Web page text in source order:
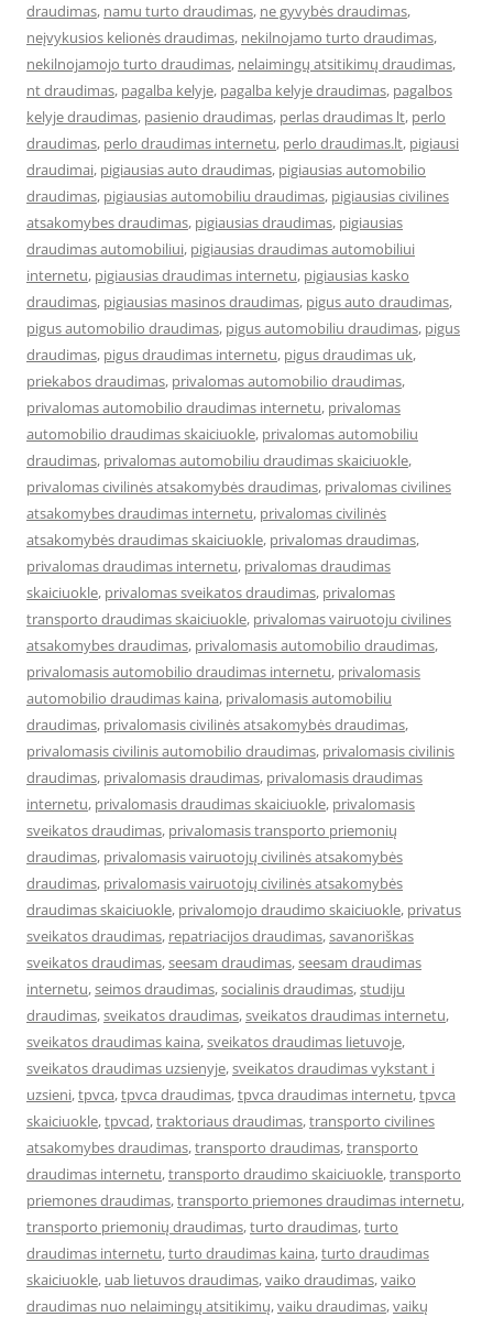
draudimas, namu turto draudimas, ne gyvybės draudimas,
neįvykusios kelionės draudimas, nekilnojamo turto draudimas,
nekilnojamojo turto draudimas, nelaimingų atsitikimų draudimas,
nt draudimas, pagalba kelyje, pagalba kelyje draudimas, pagalbos
kelyje draudimas, pasienio draudimas, perlas draudimas lt, perlo
draudimas, perlo draudimas internetu, perlo draudimas.lt, pigiausi
draudimai, pigiausias auto draudimas, pigiausias automobilio
draudimas, pigiausias automobiliu draudimas, pigiausias civilines
atsakomybes draudimas, pigiausias draudimas, pigiausias
draudimas automobiliui, pigiausias draudimas automobiliui
internetu, pigiausias draudimas internetu, pigiausias kasko
draudimas, pigiausias masinos draudimas, pigus auto draudimas,
pigus automobilio draudimas, pigus automobiliu draudimas, pigus
draudimas, pigus draudimas internetu, pigus draudimas uk,
priekabos draudimas, privalomas automobilio draudimas,
privalomas automobilio draudimas internetu, privalomas
automobilio draudimas skaiciuokle, privalomas automobiliu
draudimas, privalomas automobiliu draudimas skaiciuokle,
privalomas civilinės atsakomybės draudimas, privalomas civilines
atsakomybes draudimas internetu, privalomas civilinės
atsakomybės draudimas skaiciuokle, privalomas draudimas,
privalomas draudimas internetu, privalomas draudimas
skaiciuokle, privalomas sveikatos draudimas, privalomas
transporto draudimas skaiciuokle, privalomas vairuotoju civilines
atsakomybes draudimas, privalomasis automobilio draudimas,
privalomasis automobilio draudimas internetu, privalomasis
automobilio draudimas kaina, privalomasis automobiliu
draudimas, privalomasis civilinės atsakomybės draudimas,
privalomasis civilinis automobilio draudimas, privalomasis civilinis
draudimas, privalomasis draudimas, privalomasis draudimas
internetu, privalomasis draudimas skaiciuokle, privalomasis
sveikatos draudimas, privalomasis transporto priemonių
draudimas, privalomasis vairuotojų civilinės atsakomybės
draudimas, privalomasis vairuotojų civilinės atsakomybės
draudimas skaiciuokle, privalomojo draudimo skaiciuokle, privatus
sveikatos draudimas, repatriacijos draudimas,savanoriškas
sveikatos draudimas,seesam draudimas,seesam draudimas
internetu,seimos draudimas,socialinis draudimas,studiju
draudimas,sveikatos draudimas,sveikatos draudimas internetu,
sveikatos draudimas kaina,sveikatos draudimas lietuvoje,
sveikatos draudimas uzsienyje,sveikatos draudimas vykstant i
uzsieni,tpvca,tpvca draudimas,tpvca draudimas internetu,tpvca
skaiciuokle,tpvcad,traktoriaus draudimas,transporto civilines
atsakomybes draudimas,transporto draudimas,transporto
draudimas internetu,transporto draudimo skaiciuokle,transporto
priemones draudimas,transporto priemones draudimas internetu,
transporto priemonių draudimas,turto draudimas,turto
draudimas internetu,turto draudimas kaina,turto draudimas
skaiciuokle, uab lietuvos draudimas,vaiko draudimas,vaiko
draudimas nuo nelaimingų atsitikimų,vaiku draudimas,vaikų